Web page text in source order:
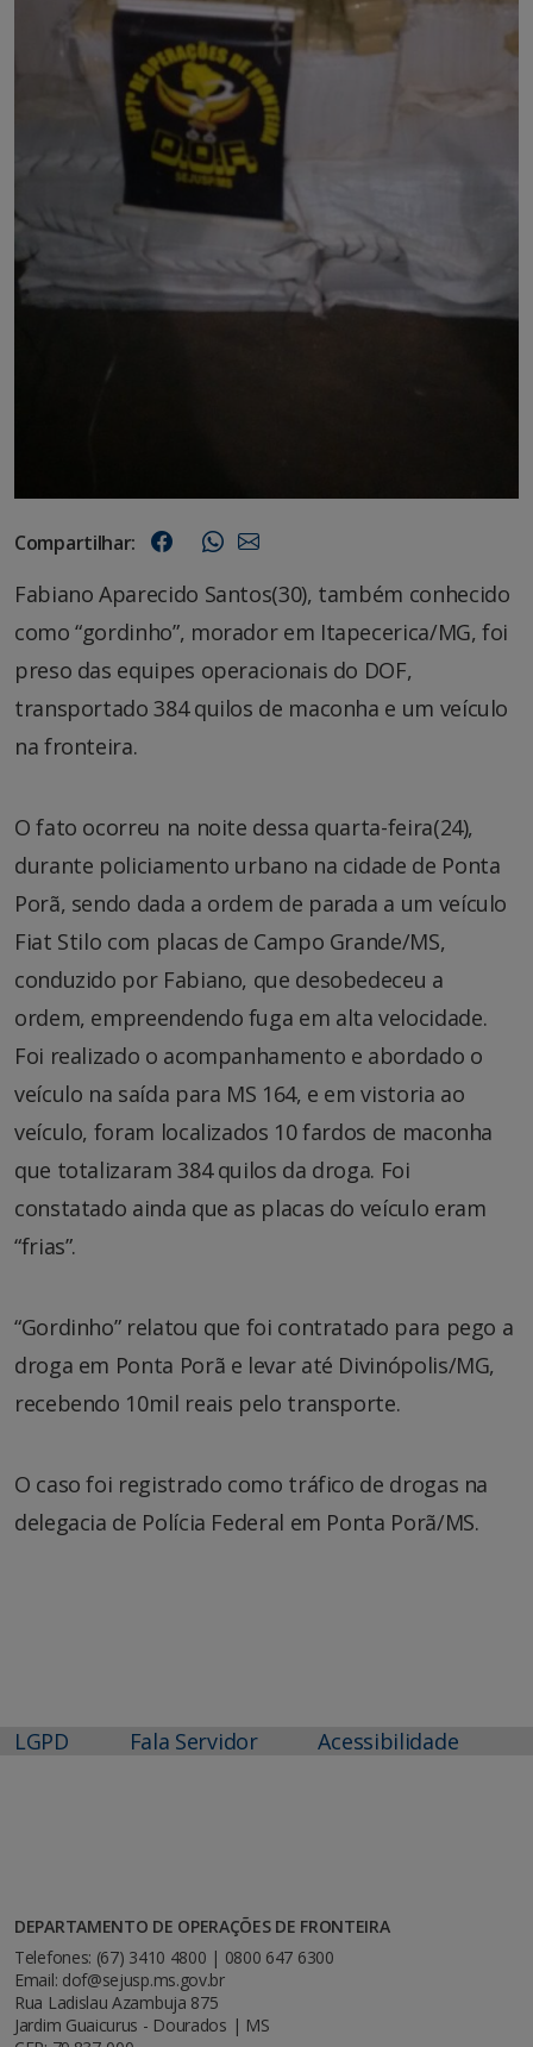
Compartilhar:
Fabiano Aparecido Santos(30), também conhecido
como “gordinho”, morador em Itapecerica/MG, foi
preso das equipes operacionais do DOF,
transportado 384 quilos de maconha e um veículo
na fronteira.
O fato ocorreu na noite dessa quarta-feira(24),
durante policiamento urbano na cidade de Ponta
Porã, sendo dada a ordem de parada a um veículo
Fiat Stilo com placas de Campo Grande/MS,
conduzido por Fabiano, que desobedeceu a
ordem, empreendendo fuga em alta velocidade.
Foi realizado o acompanhamento e abordado o
veículo na saída para MS 164, e em vistoria ao
veículo, foram localizados 10 fardos de maconha
que totalizaram 384 quilos da droga. Foi
constatado ainda que as placas do veículo eram
“frias”.
“Gordinho” relatou que foi contratado para pego a
droga em Ponta Porã e levar até Divinópolis/MG,
recebendo 10mil reais pelo transporte.
O caso foi registrado como tráfico de drogas na
delegacia de Polícia Federal em Ponta Porã/MS.
LGPD Fala Servidor Acessibilidade
DEPARTAMENTO DE OPERAÇÕES DE FRONTEIRA
Telefones: (67) 3410 4800 | 0800 647 6300
Email: dof@sejusp.ms.gov.br
Rua Ladislau Azambuja 875
Jardim Guaicurus - Dourados | MS